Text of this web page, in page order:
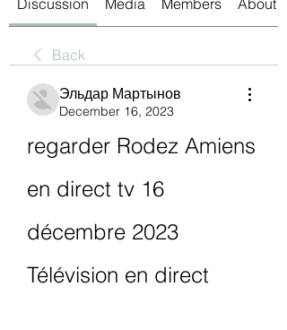
Back
Эльдар Мартынов
December 16, 2023
regarder Rodez Amiens
en direct tv 16
décembre 2023
Télévision en direct